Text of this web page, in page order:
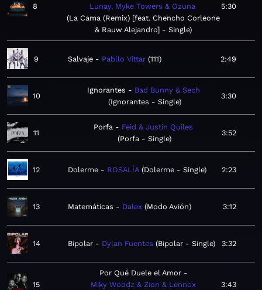
8
Lunay, Myke Towers & Ozuna
La Cama (Remix) [feat. Chencho Corleone
& Rauw Alejandro] - Single
5:30
9 Salvaje Pabllo Vittar 111 2:49
10
Ignorantes
Bad Bunny & Sech
Ignorantes - Single
3:30
11
Porfa
Feid & Justin Quiles
Porfa - Single
3:52
12 Dolerme ROSALÍA Dolerme - Single 2:23
13 Matemáticas Dalex Modo Avión 3:12
14 Bipolar Dylan Fuentes Bipolar - Single 3:32
15
Por Qué Duele el Amor
Miky Woodz & Zion & Lennox
3:43